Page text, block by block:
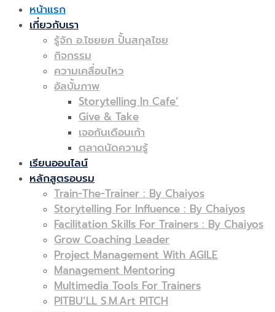
หน้าแรก
เกี่ยวกับเรา
รู้จัก อ.ไชยยศ ปั้นสกุลไชย
กิจกรรม
ความเคลื่อนไหว
อัลบั้มภาพ
Storytelling In Cafe’
Give & Take
เจอกันเดือนเก้า
ตลาดนัดความรู้
เรียนออนไลน์
หลักสูตรอบรม
Train-The-Trainer : By Chaiyos
Storytelling For Influence : By Chaiyos
Facilitation Skills For Trainers : By Chaiyos
Grow Coaching Leader
Project Management With AGILE
Management Mentoring
Multimedia Tools For Trainers
PITBU’LL S.M.Art PITCH